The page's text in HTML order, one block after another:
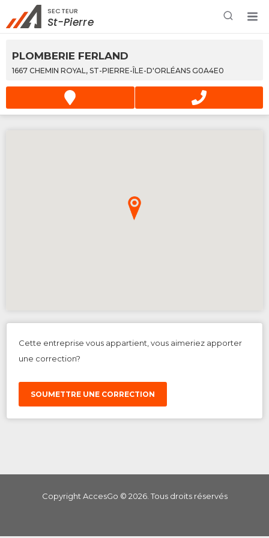
Rechercher à proximité - Entreprise / Rabais /
Services
SECTEUR
St-Pierre
PLOMBERIE FERLAND
1667 CHEMIN ROYAL, ST-PIERRE-ÎLE-D'ORLÉANS G0A4E0
Cette entreprise vous appartient, vous aimeriez apporter
une correction?
SOUMETTRE UNE CORRECTION
Copyright AccesGo © 2026. Tous droits réservés